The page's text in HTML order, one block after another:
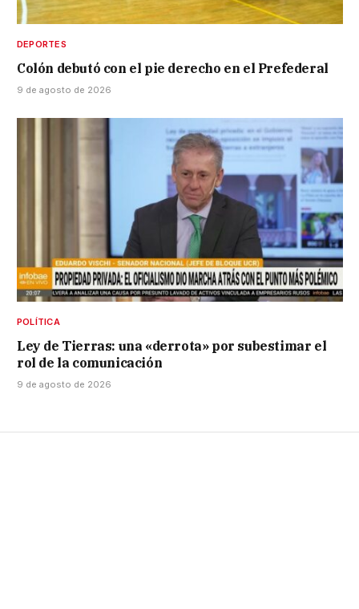
DEPORTES
Colón debutó con el pie derecho en el Prefederal
9 de agosto de 2026
POLÍTICA
Ley de Tierras: una «derrota» por subestimar el
rol de la comunicación
9 de agosto de 2026